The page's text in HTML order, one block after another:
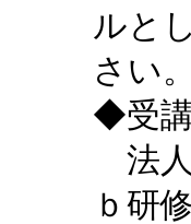
ルと
さい。
◆受
法人
ｂ研